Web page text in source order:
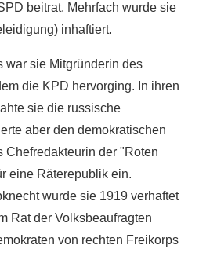
beitrat. Mehrfach wurde sie
inhaftiert.
war sie Mitgründerin des
die KPD hervorging. In ihren
sie die russische
aber den demokratischen
Chefredakteurin der "Roten
eine Räterepublik ein.
wurde sie 1919 verhaftet
Rat der Volksbeaufragten
von rechten Freikorps